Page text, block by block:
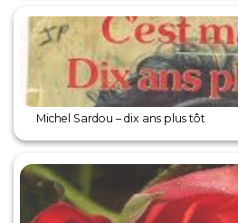
Michel Sardou – dix ans plus tôt